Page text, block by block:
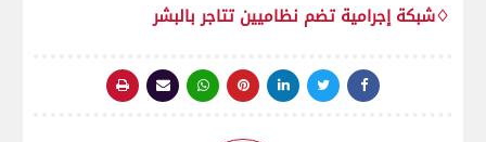
♢شبكة إجرامية تضم نظاميين تتاجر بالبشر